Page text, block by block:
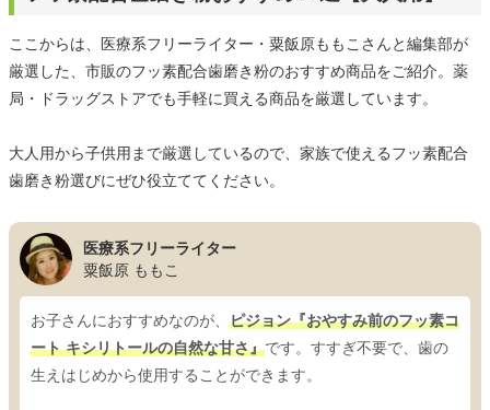
ここからは、医療系フリーライター・粟飯原ももこさんと編集部が
厳選した、市販のフッ素配合歯磨き粉のおすすめ商品をご紹介。薬
局・ドラッグストアでも手軽に買える商品を厳選しています。
大人用から子供用まで厳選しているので、家族で使えるフッ素配合
歯磨き粉選びにぜひ役立ててください。
医療系フリーライター
粟飯原 ももこ
お子さんにおすすめなのが、 ピジョン『おやすみ前のフッ素コ
ート キシリトールの自然な甘さ』です。すすぎ不要で、歯の
生えはじめから使用することができます。